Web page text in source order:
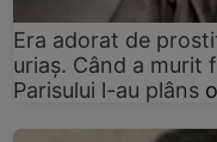
Era adorat de
uriaș. Când a murit
Parisului l-au plâns